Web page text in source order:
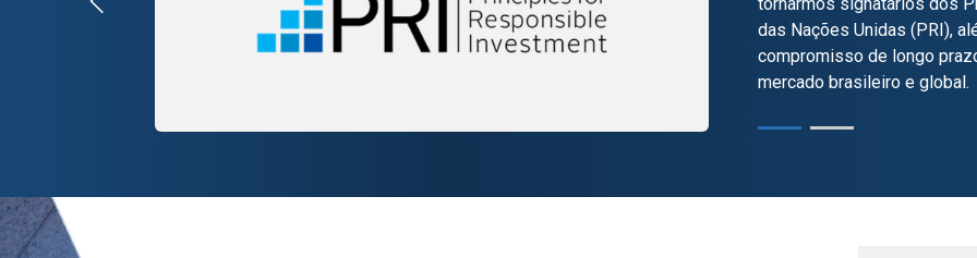
das Nações Unidas (PRI),
compromisso de longo
mercado brasileiro e global.
longo de um horizonte de
estratégias, permitindo
ciclos econômicos; (iii)
controles e sistemas, assim